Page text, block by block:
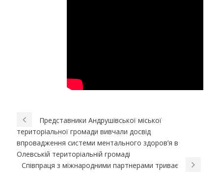
Представники Андрушівської міської
територіальної громади вивчали досвід
впровадження системи ментального здоров’я в
Олевській територіальній громаді
Співпраця з міжнародними партнерами триває